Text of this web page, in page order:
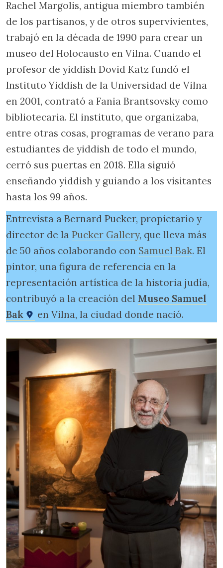
Rachel Margolis, antigua miembro también
de los partisanos, y de otros supervivientes,
trabajó en la década de 1990 para crear un
museo del Holocausto en Vilna. Cuando el
profesor de yiddish Dovid Katz fundó el
Instituto Yiddish de la Universidad de Vilna
en 2001, contrató a Fania Brantsovsky como
bibliotecaria. El instituto, que organizaba,
entre otras cosas, programas de verano para
estudiantes de yiddish de todo el mundo,
cerró sus puertas en 2018. Ella siguió
enseñando yiddish y guiando a los visitantes
hasta los 99 años.
Entrevista a Bernard Pucker, propietario y
director de la Pucker Gallery, que lleva más
de 50 años colaborando con Samuel Bak. El
pintor, una figura de referencia en la
representación artística de la historia judía,
contribuyó a la creación del Museo Samuel
Bak
en Vilna, la ciudad donde nació.